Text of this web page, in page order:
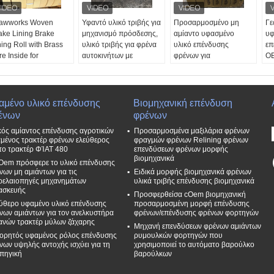
Woven
Lining Brake
Roll with Brass
Inside for
ένδυσης:
Βιομηχανικό
φρένων
αντίσταση:
Υφαντό υλικό τριβής για
μηχανισμό πρόσδεσης,
υλικό τριβής για φρένα
αυτοκινήτων με
Απόδοση ένδυσης:
Χρήση:
Βιομηχανικό
σύστημα φρένων
δωρεάν δείγμα:
Διαθέσιμος
Πετρελαϊκή αντίσταση:
Προσαρμοσμένο μη
αμίαντο υφασμένο
υλικό επένδυσης
φρένων για
ανεμοθώρακα
Αμίαντος ελεύθερος
Φορούν αντίσταση:
Δωρεάν δείγματα:Ναί
ΚΑΕ: Ναί
υλικό επένδυσης
αμίαντος επένδυσης αγροτικών
τρακτέρ φρένων ελεύθερος
τρακτέρ ΦΊΑΤ 480
πρόσφερε το υλικό επένδυσης
μη αμιάντων για τις
μηχανημάτων
υφαμένο υλικό επένδυσης
αμιάντων για τον ανελκυστήρα
τρακτέρ μύλων ζάχαρης
υφαμένος ρόλος επένδυσης
υψηλής αντοχής ισχύει για τη
Βιομηχανική επένδυση
φρένων
Προσαρμοσμένα μαξιλάρια φρένων
φραγμών φρένων Relining φρένων
επενδύσεων φρένων μορφής
βιομηχανικά
Ειδικά μορφής βιομηχανικά φρένων
υλικά τριβής επένδυσης βιομηχανικά
Προσφερθείσα cOem βιομηχανική
προσαρμοσμένη μορφή επένδυσης
φρένων/επένδυσης φρένων φορτηγών
Μηχανή επενδύσεων φρένων αμιάντων
ρυμουλκών φορτηγών που
χρησιμοποιεί το αυτόματο βαρούλκο
βαρούλκων